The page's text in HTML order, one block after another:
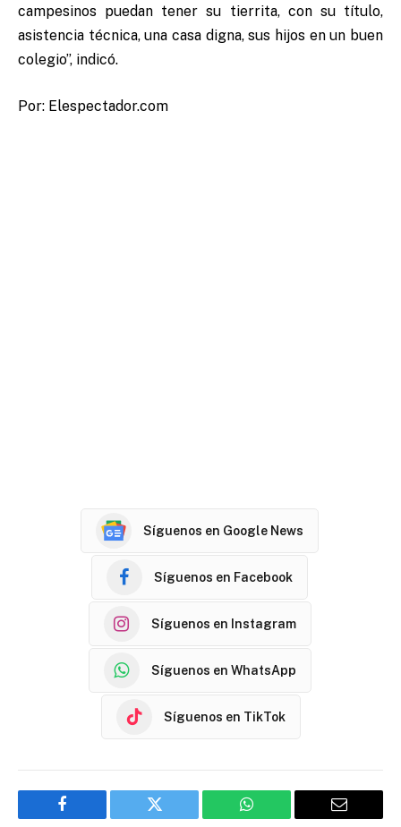
campesinos puedan tener su tierrita, con su título,
asistencia técnica, una casa digna, sus hijos en un buen
colegio”, indicó.
Por: Elespectador.com
Síguenos en Google News
Síguenos en Facebook
Síguenos en Instagram
Síguenos en WhatsApp
Síguenos en TikTok
Facebook Twitter WhatsApp Email